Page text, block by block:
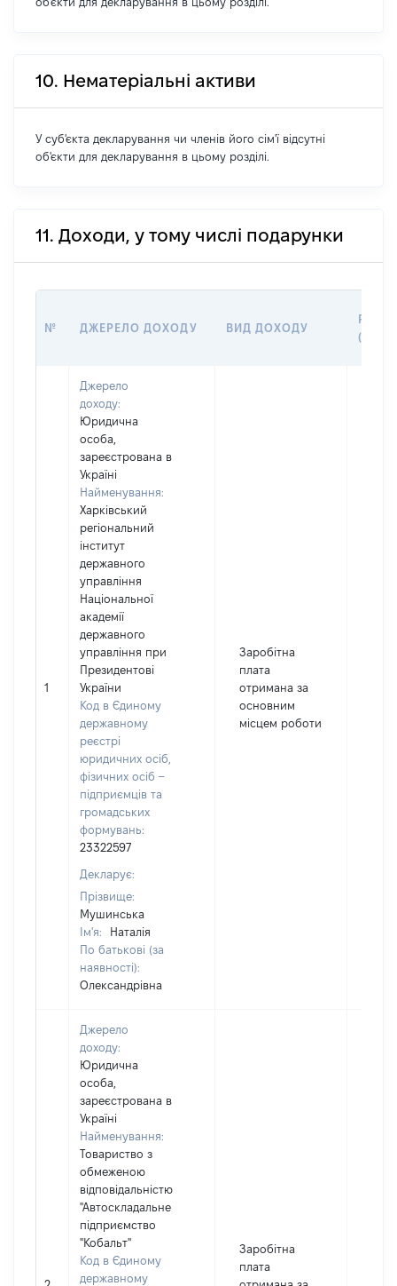
10. Нематеріальні активи
У суб'єкта декларування чи членів його сім'ї відсутні
об'єкти для декларування в цьому розділі.
11. Доходи, у тому числі подарунки
№ ДЖЕРЕЛО ДОХОДУ ВИД ДОХОДУ
1
Джерело
доходу:
Юридична
особа,
зареєстрована в
Україні
Найменування:
Харківський
регіональний
інститут
державного
управління
Національної
академії
державного
управління при
Президентові
України
Код в Єдиному
державному
реєстрі
юридичних осіб,
фізичних осіб –
підприємців та
громадських
формувань:
23322597
Декларує:
Прізвище:
Мушинська
Ім'я:
Наталія
По батькові (за
наявності):
Олександрівна
Заробітна
плата
отримана за
основним
місцем роботи
Джерело
доходу:
Юридична
особа,
зареєстрована в
Україні
Найменування:
Товариство з
обмеженою
відповідальністю
"Автоскладальне
підприємство
"Кобальт"
Код в Єдиному
державному
Заробітна
плата